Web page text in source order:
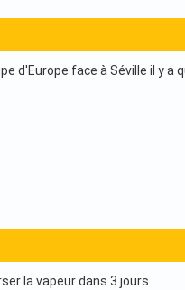
d'Europe face à Séville il y
la vapeur dans 3 jours.